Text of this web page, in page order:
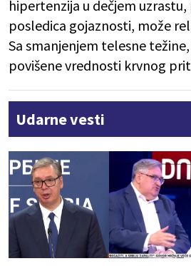
hipertenzija u dečjem
posledica gojaznosti, može
Sa smanjenjem telesne težine,
povišene vrednosti krvnog
Udarne vesti